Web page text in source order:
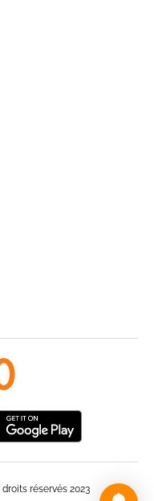
réservés 2023